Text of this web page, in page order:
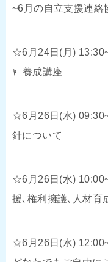
~6月の自立支援連絡
☆6月24日(月)
ｬｰ養成講座
☆6月26日(水)
針について
☆6月26日(水)
援､権利擁護､人材育
☆6月26日(水)